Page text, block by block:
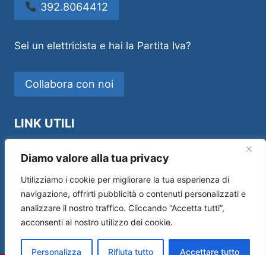
Diamo valore alla tua privacy
Utilizziamo i cookie per migliorare la tua esperienza di
navigazione, offrirti pubblicità o contenuti personalizzati e
analizzare il nostro traffico. Cliccando “Accetta tutti”,
acconsenti al nostro utilizzo dei cookie.
Personalizza Rifiuta tutto Accettare tutto
392.8064412
Sei un elettricista e hai la Partita Iva?
Collabora con noi
LINK UTILI
Sos House Multiservice di Andrea Manfredi –
P.IVA 01554690519 –Privacy Policy
Policy